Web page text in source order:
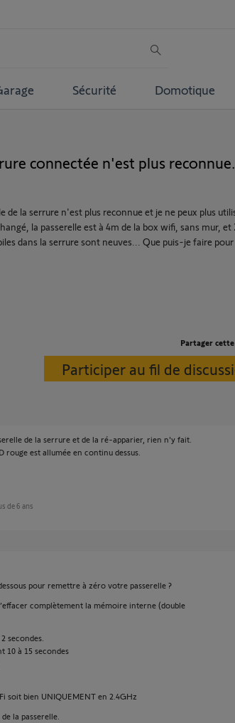
Sécurité Domotique
connectée n'est plus reconnue.
de la serrure n'est plus reconnue et je ne peux plus
la passerelle est à 4m de la box wifi, sans mur, et
dans la serrure sont neuves... Que puis-je faire pour
Partager
Participer au fil de
de la serrure et de la ré-apparier, rien n'y fait.
rouge est allumée en continu dessus.
de 6 ans
pour remettre à zéro votre passerelle ?
complètement la mémoire interne (double
secondes.
10 à 15 secondes
soit bien UNIQUEMENT en 2.4GHz
la passerelle.